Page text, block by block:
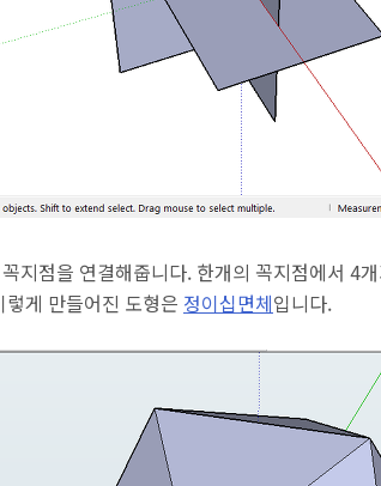
지점을 연결해줍니다. 한개의 꼭지점에서 4
게 만들어진 도형은 정이십면체입니다.